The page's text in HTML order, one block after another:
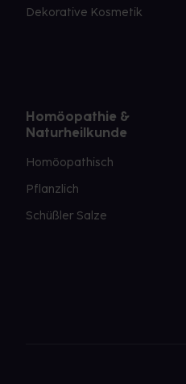
Dekorative Kosmetik
Homöopathie &
Naturheilkunde
Homöopathisch
Pflanzlich
Schüßler Salze